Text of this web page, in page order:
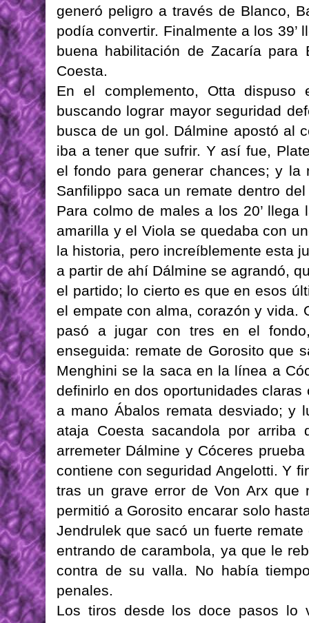
generó peligro a través de Blanco,
podía convertir. Finalmente a los
buena habilitación de Zacaría para
Coesta.
En el complemento, Otta dispuso
buscando lograr mayor seguridad
busca de un gol. Dálmine apostó al
iba a tener que sufrir. Y así fue,
el fondo para generar chances; y la
Sanfilippo saca un remate dentro
Para colmo de males a los 20’
amarilla y el Viola se quedaba con
la historia, pero increíblemente esta
a partir de ahí Dálmine se agrandó,
el partido; lo cierto es que en esos
el empate con alma, corazón y vida.
pasó a jugar con tres en el
enseguida: remate de Gorosito que
Menghini se la saca en la línea a
definirlo en dos oportunidades
a mano Ábalos remata desviado; y
ataja Coesta sacandola por arriba
arremeter Dálmine y Cóceres
contiene con seguridad Angelotti. Y
tras un grave error de Von Arx
permitió a Gorosito encarar solo
Jendrulek que sacó un fuerte
entrando de carambola, ya que le
contra de su valla. No había
penales.
Los tiros desde los doce pasos lo